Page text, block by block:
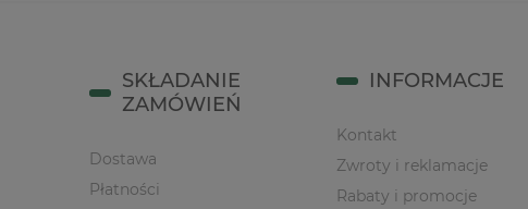
SKŁADANIE
ZAMÓWIEŃ
Dostawa
Płatności
INFORMACJE
Kontakt
Zwroty i reklamacje
Rabaty i promocje